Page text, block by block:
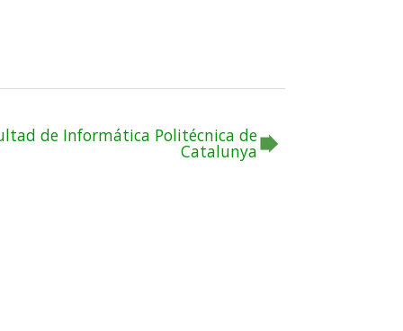
de Informática Politécnica de
Catalunya